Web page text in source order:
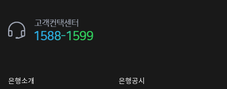
은행소개 은행공시